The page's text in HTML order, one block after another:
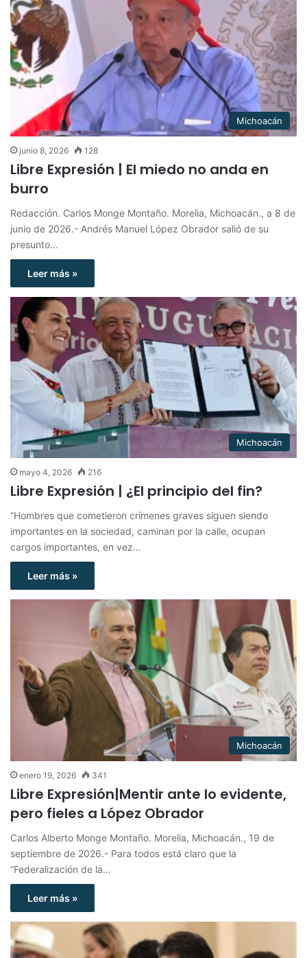
Michoacán
junio 8, 2026 128
Libre Expresión | El miedo no anda en
burro
Redacción. Carlos Monge Montaño. Morelia, Michoacán., a 8 de
junio de 2026.- Andrés Manuel López Obrador salió de su
presunto…
Leer más »
Michoacán
mayo 4, 2026 216
Libre Expresión | ¿El principio del fin?
“Hombres que cometieron crímenes graves siguen siendo
importantes en la sociedad, caminan por la calle, ocupan
cargos importantes, en vez…
Leer más »
Michoacán
enero 19, 2026 341
Libre Expresión|Mentir ante lo evidente,
pero fieles a López Obrador
Carlos Alberto Monge Montaño. Morelia, Michoacán., 19 de
septiembre de 2026.- Para todos está claro que la
“Federalización de la…
Leer más »